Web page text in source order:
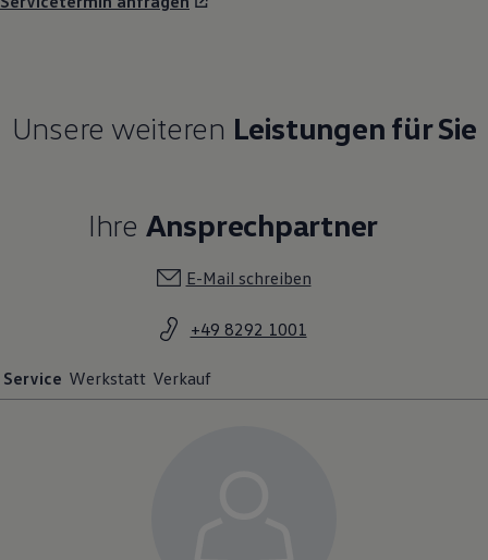
Unsere weiteren Leistungen für Sie
Ihre Ansprechpartner
E-Mail schreiben
+49 8292 1001
Service Werkstatt Verkauf